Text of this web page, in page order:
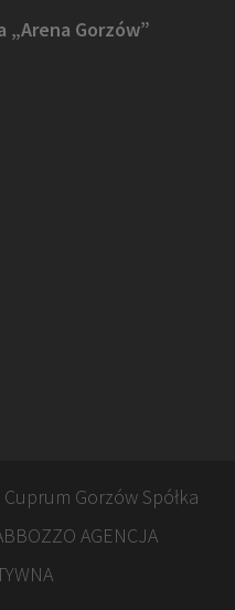
„Arena Gorzów”
Gorzów Spółka
AGENCJA